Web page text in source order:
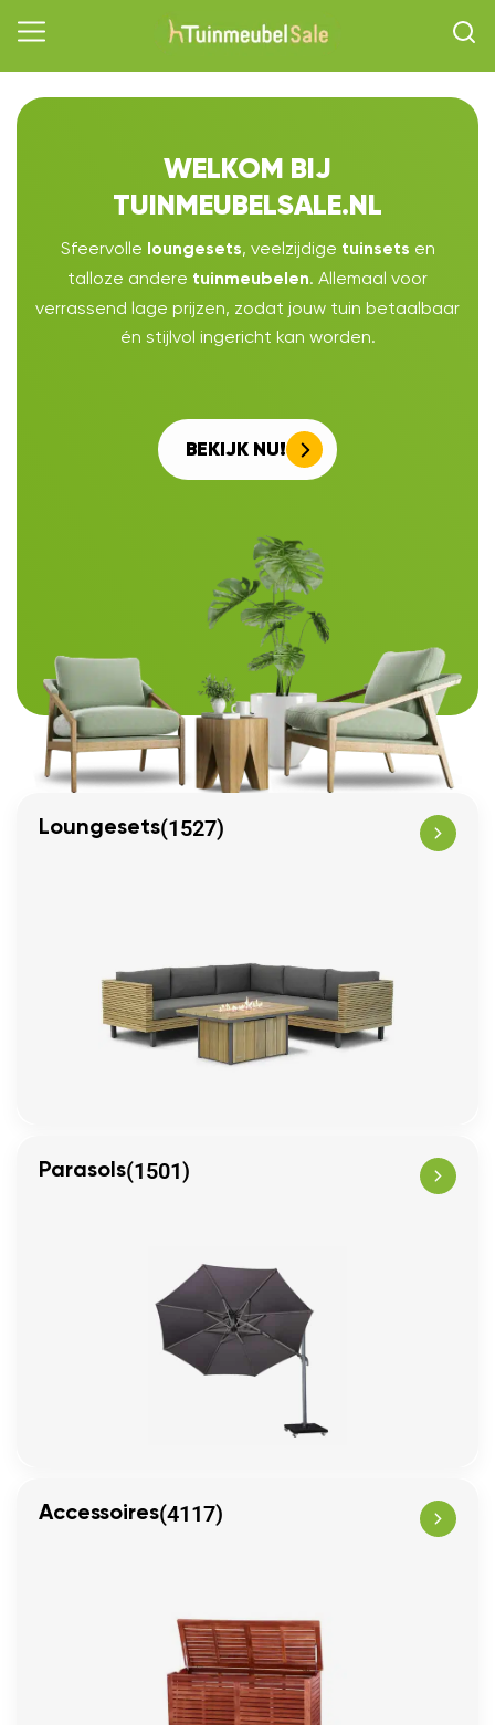
WELKOM BIJ
TUINMEUBELSALE.NL
Sfeervolle loungesets, veelzijdige tuinsets en
talloze andere tuinmeubelen. Allemaal voor
verrassend lage prijzen, zodat jouw tuin betaalbaar
én stijlvol ingericht kan worden.
BEKIJK NU!
Loungesets(1527)
Parasols(1501)
Accessoires(4117)